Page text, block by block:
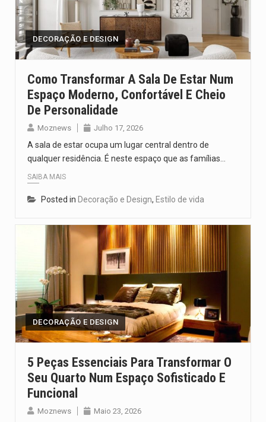
O pagamento marca o desfecho de um dos processos mais…
O programa, cuja implementação está prevista entre abril de 2026…
O Departamento de Estado norte-americano confirmou que cidadãos dos Estados…
DECORAÇÃO E DESIGN
Como Transformar A Sala De Estar Num
Espaço Moderno, Confortável E Cheio
De Personalidade
Moznews Julho 17, 2026
A sala de estar ocupa um lugar central dentro de
qualquer residência. É neste espaço que as famílias…
SAIBA MAIS
Posted in Decoração e Design, Estilo de vida
DECORAÇÃO E DESIGN
5 Peças Essenciais Para Transformar O
Seu Quarto Num Espaço Sofisticado E
Funcional
Moznews Maio 23, 2026